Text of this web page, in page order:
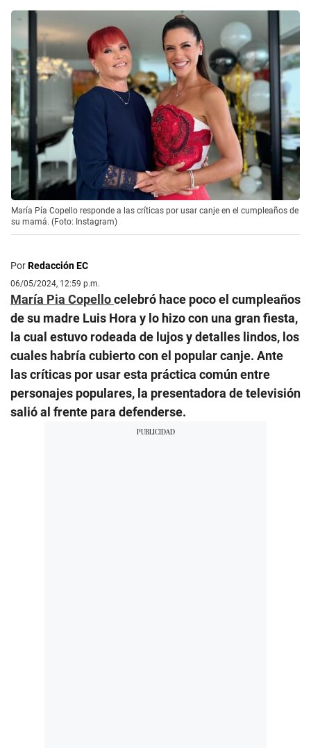
María Pía Copello responde a las críticas por usar canje en el cumpleaños de
su mamá. (Foto: Instagram)
PorRedacción EC
06/05/2024, 12:59 p.m.
María Pia Copellocelebró hace poco el cumpleaños
de su madre Luis Hora y lo hizo con una gran fiesta,
la cual estuvo rodeada de lujos y detalles lindos, los
cuales habría cubierto con el popular canje. Ante
las críticas por usar esta práctica común entre
personajes populares, la presentadora de televisión
salió al frente para defenderse.